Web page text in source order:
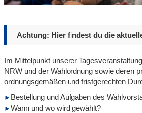
Achtung: Hier findest du die
Im Mittelpunkt unserer
NRW und der Wahlordnung sowie deren
ordnungsgemäßen und fristgerechten
Bestellung und Aufgaben des
Wann und wo wird gewählt?